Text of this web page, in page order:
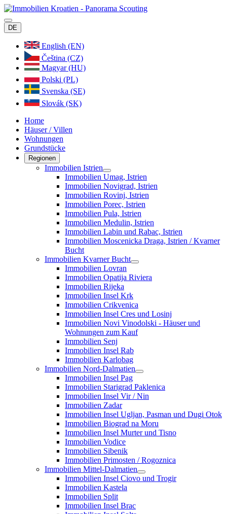
DE
English (EN)
Čeština (CZ)
Magyar (HU)
Polski (PL)
Svenska (SE)
Slovák (SK)
Home
Häuser / Villen
Wohnungen
Grundstücke
Regionen
Immobilien Istrien
Immobilien Umag, Istrien
Immobilien Novigrad, Istrien
Immobilien Rovinj, Istrien
Immobilien Porec, Istrien
Immobilien Pula, Istrien
Immobilien Medulin, Istrien
Immobilien Labin und Rabac, Istrien
Immobilien Moscenicka Draga, Istrien / Kvarner
Bucht
Immobilien Kvarner Bucht
Immobilien Lovran
Immobilien Opatija Riviera
Immobilien Rijeka
Immobilien Insel Krk
Immobilien Crikvenica
Immobilien Insel Cres und Losinj
Immobilien Novi Vinodolski - Häuser und
Wohnungen zum Kauf
Immobilien Senj
Immobilien Insel Rab
Immobilien Karlobag
Immobilien Nord-Dalmatien
Immobilien Insel Pag
Immobilien Starigrad Paklenica
Immobilien Insel Vir / Nin
Immobilien Zadar
Immobilien Insel Ugljan, Pasman und Dugi Otok
Immobilien Biograd na Moru
Immobilien Insel Murter und Tisno
Immobilien Vodice
Immobilien Sibenik
Immobilien Primosten / Rogoznica
Immobilien Mittel-Dalmatien
Immobilien Insel Ciovo und Trogir
Immobilien Kastela
Immobilien Split
Immobilien Insel Brac